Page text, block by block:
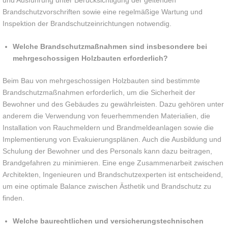
Brandschutzvorschriften sowie eine regelmäßige Wartung und
Inspektion der Brandschutzeinrichtungen notwendig.
Welche Brandschutzmaßnahmen sind insbesondere bei
mehrgeschossigen Holzbauten erforderlich?
Beim Bau von mehrgeschossigen Holzbauten sind bestimmte
Brandschutzmaßnahmen erforderlich, um die Sicherheit der
Bewohner und des Gebäudes zu gewährleisten. Dazu gehören unter
anderem die Verwendung von feuerhemmenden Materialien, die
Installation von Rauchmeldern und Brandmeldeanlagen sowie die
Implementierung von Evakuierungsplänen. Auch die Ausbildung und
Schulung der Bewohner und des Personals kann dazu beitragen,
Brandgefahren zu minimieren. Eine enge Zusammenarbeit zwischen
Architekten, Ingenieuren und Brandschutzexperten ist entscheidend,
um eine optimale Balance zwischen Ästhetik und Brandschutz zu
finden.
Welche baurechtlichen und versicherungstechnischen